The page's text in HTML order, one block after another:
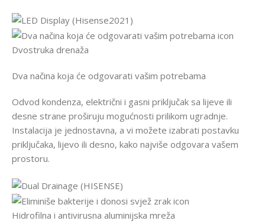
Dvostruka drenaža
Dva načina koja će odgovarati vašim potrebama
Odvod kondenza, električni i gasni priključak sa lijeve ili
desne strane proširuju mogućnosti prilikom ugradnje.
Instalacija je jednostavna, a vi možete izabrati postavku
priključaka, lijevo ili desno, kako najviše odgovara vašem
prostoru.
Hidrofilna i antivirusna aluminijska mreža